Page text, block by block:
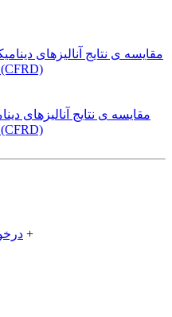
مقایسه ی‌ نتایج آنالیزهای‌
سنگریزی‌ شده با‌رویه‌ی‌ بتنی‌ (CFRD)
+